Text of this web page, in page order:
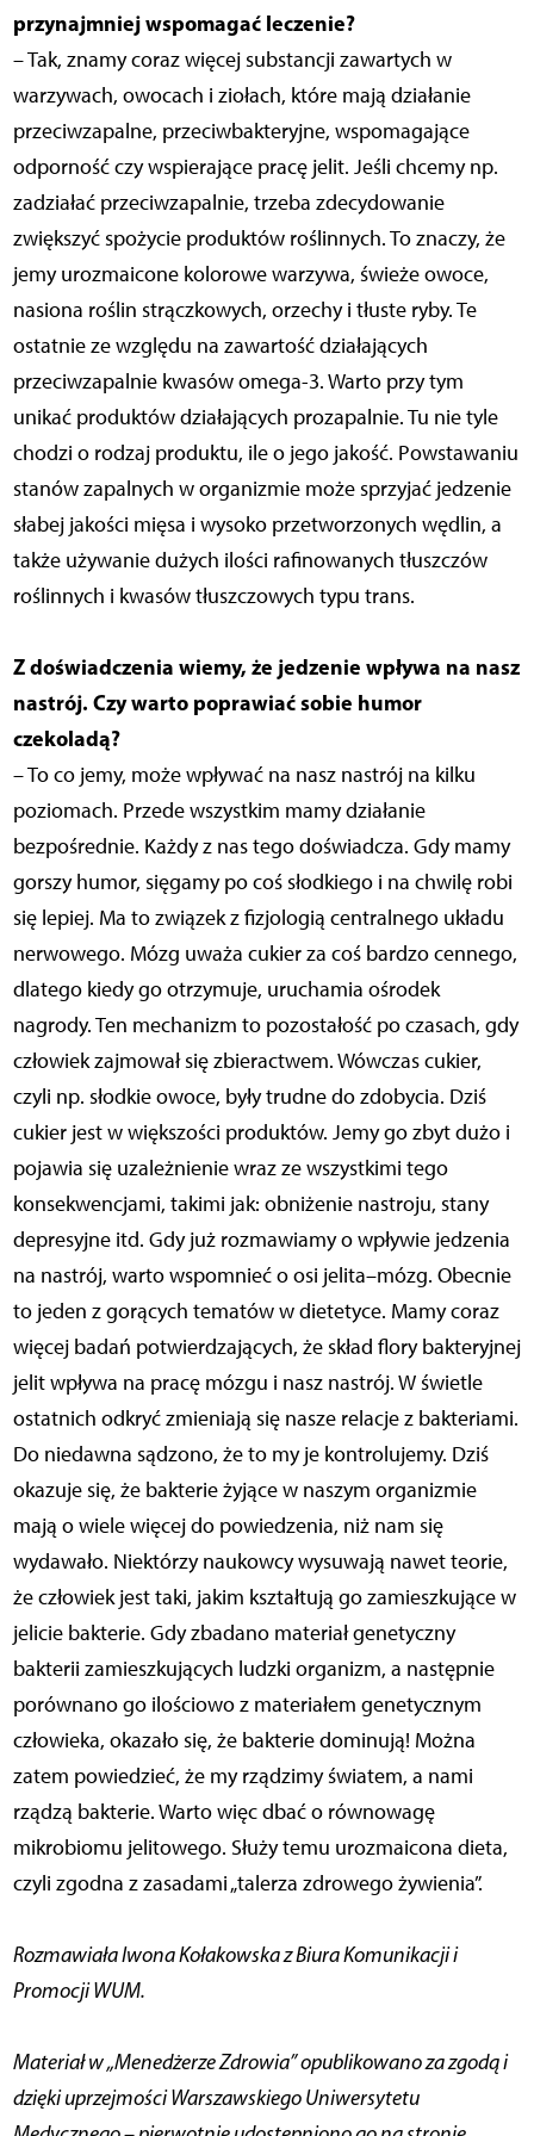
przynajmniej wspomagać leczenie?
– Tak, znamy coraz więcej substancji zawartych w
warzywach, owocach i ziołach, które mają działanie
przeciwzapalne, przeciwbakteryjne, wspomagające
odporność czy wspierające pracę jelit. Jeśli chcemy np.
zadziałać przeciwzapalnie, trzeba zdecydowanie
zwiększyć spożycie produktów roślinnych. To znaczy, że
jemy urozmaicone kolorowe warzywa, świeże owoce,
nasiona roślin strączkowych, orzechy i tłuste ryby. Te
ostatnie ze względu na zawartość działających
przeciwzapalnie kwasów omega-3. Warto przy tym
unikać produktów działających prozapalnie. Tu nie tyle
chodzi o rodzaj produktu, ile o jego jakość. Powstawaniu
stanów zapalnych w organizmie może sprzyjać jedzenie
słabej jakości mięsa i wysoko przetworzonych wędlin, a
także używanie dużych ilości rafinowanych tłuszczów
roślinnych i kwasów tłuszczowych typu trans.
Z doświadczenia wiemy, że jedzenie wpływa na nasz
nastrój. Czy warto poprawiać sobie humor
czekoladą?
– To co jemy, może wpływać na nasz nastrój na kilku
poziomach. Przede wszystkim mamy działanie
bezpośrednie. Każdy z nas tego doświadcza. Gdy mamy
gorszy humor, sięgamy po coś słodkiego i na chwilę robi
się lepiej. Ma to związek z fizjologią centralnego układu
nerwowego. Mózg uważa cukier za coś bardzo cennego,
dlatego kiedy go otrzymuje, uruchamia ośrodek
nagrody. Ten mechanizm to pozostałość po czasach, gdy
człowiek zajmował się zbieractwem. Wówczas cukier,
czyli np. słodkie owoce, były trudne do zdobycia. Dziś
cukier jest w większości produktów. Jemy go zbyt dużo i
pojawia się uzależnienie wraz ze wszystkimi tego
konsekwencjami, takimi jak: obniżenie nastroju, stany
depresyjne itd. Gdy już rozmawiamy o wpływie jedzenia
na nastrój, warto wspomnieć o osi jelita–mózg. Obecnie
to jeden z gorących tematów w dietetyce. Mamy coraz
więcej badań potwierdzających, że skład flory bakteryjnej
jelit wpływa na pracę mózgu i nasz nastrój. W świetle
ostatnich odkryć zmieniają się nasze relacje z bakteriami.
Do niedawna sądzono, że to my je kontrolujemy. Dziś
okazuje się, że bakterie żyjące w naszym organizmie
mają o wiele więcej do powiedzenia, niż nam się
wydawało. Niektórzy naukowcy wysuwają nawet teorie,
że człowiek jest taki, jakim kształtują go zamieszkujące w
jelicie bakterie. Gdy zbadano materiał genetyczny
bakterii zamieszkujących ludzki organizm, a następnie
porównano go ilościowo z materiałem genetycznym
człowieka, okazało się, że bakterie dominują! Można
zatem powiedzieć, że my rządzimy światem, a nami
rządzą bakterie. Warto więc dbać o równowagę
mikrobiomu jelitowego. Służy temu urozmaicona dieta,
czyli zgodna z zasadami „talerza zdrowego żywienia”.
Rozmawiała Iwona Kołakowska z Biura Komunikacji i
Promocji WUM.
Materiał w „Menedżerze Zdrowia” opublikowano za zgodą i
dzięki uprzejmości Warszawskiego Uniwersytetu